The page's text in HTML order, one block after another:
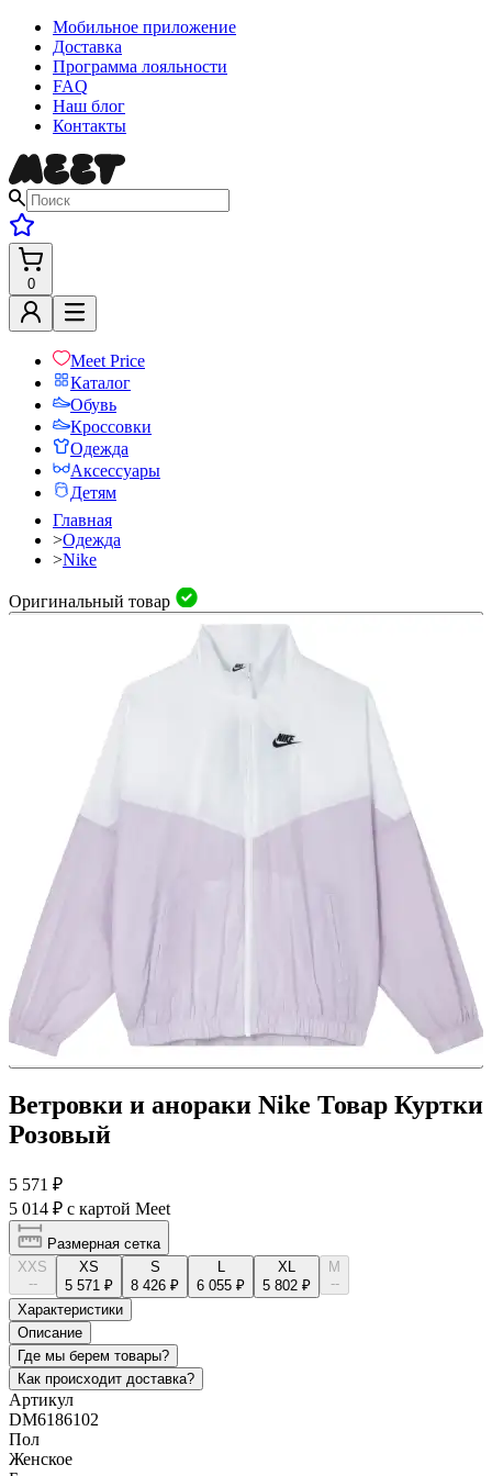
Мобильное приложение
Доставка
Программа лояльности
FAQ
Наш блог
Контакты
0
Meet Price
Каталог
Обувь
Кроссовки
Одежда
Аксессуары
Детям
Главная
>Одежда
>Nike
Оригинальный товар
Ветровки и анораки Nike Товар Куртки
Розовый
5 571 ₽
5 014 ₽ с картой Meet
Размерная сетка
XXS
--
XS
5 571 ₽
S
8 426 ₽
6 055 ₽
XL
5 802 ₽
М
--
Характеристики
Описание
Где мы берем товары?
Как происходит доставка?
Артикул
DM6186102
Пол
Женское